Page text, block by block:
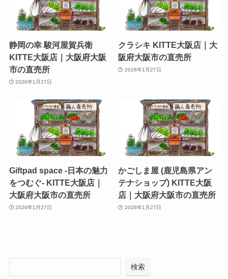
静岡の幸 駿河屋賀兵衛
KITTE大阪店｜大阪府大阪
市の直売所
2026年1月27日
クラシキ KITTE大阪店｜大
阪府大阪市の直売所
2026年1月27日
Giftpad space -日本の魅力
をつむぐ- KITTE大阪店｜
大阪府大阪市の直売所
2026年1月27日
かごしま屋 (鹿児島県アン
テナショップ) KITTE大阪
店｜大阪府大阪市の直売所
2026年1月27日
検索